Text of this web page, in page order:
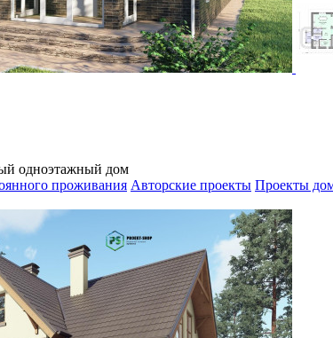
одноэтажный дом
проживания Авторские проекты Проекты